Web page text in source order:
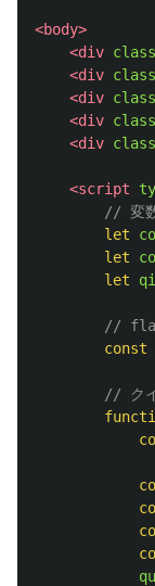
<body>
<div
<div
<div
<div
<div
<script
// 変
let
let
let
qi
//
const
// ク